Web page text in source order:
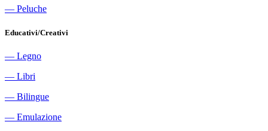
― Peluche
Educativi/Creativi
― Legno
― Libri
― Bilingue
― Emulazione